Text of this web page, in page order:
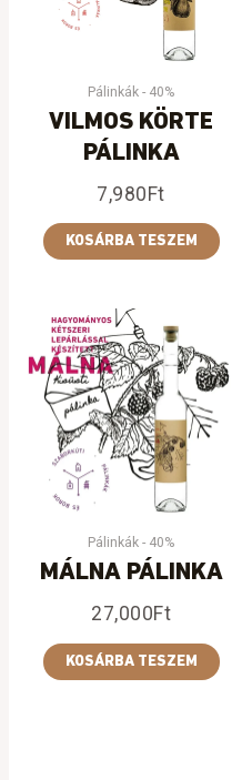
Pálinkák - 40%
VILMOS KÖRTE
PÁLINKA
7,980Ft
KOSÁRBA TESZEM
Pálinkák - 40%
MÁLNA PÁLINKA
27,000Ft
KOSÁRBA TESZEM